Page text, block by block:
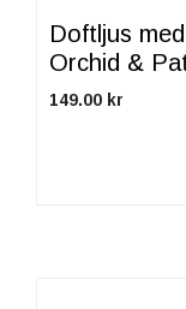
Doftljus
Orchid &
149.00 kr